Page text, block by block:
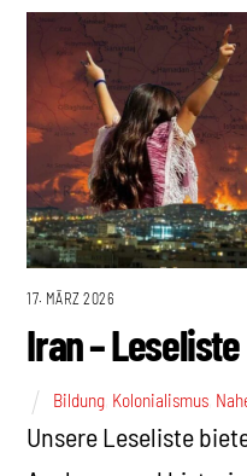
17. MÄRZ 2026
Iran – Leseliste
Bildung Kolonialismus
Unsere Leseliste